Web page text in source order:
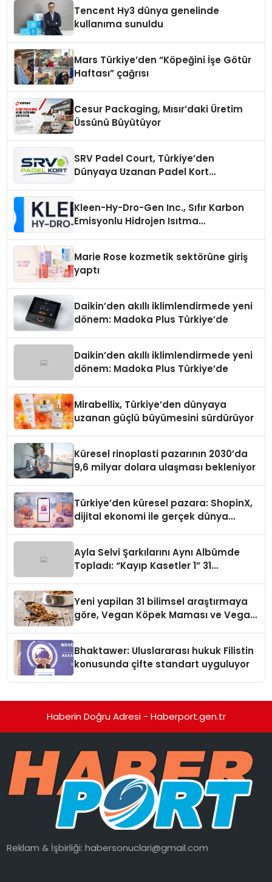
Tencent Hy3 dünya genelinde
kullanıma sunuldu
Mars Türkiye’den “Köpeğini İşe Götür
Haftası” çağrısı
Cesur Packaging, Mısır’daki Üretim
Üssünü Büyütüyor
SRV Padel Court, Türkiye’den
Dünyaya Uzanan Padel Kort
Kleen-Hy-Dro-Gen Inc., Sıfır Karbon
Emisyonlu Hidrojen Isıtma
Marie Rose kozmetik sektörüne giriş
yaptı
Daikin’den akıllı iklimlendirmede yeni
dönem: Madoka Plus Türkiye’de
Daikin’den akıllı iklimlendirmede yeni
dönem: Madoka Plus Türkiye’de
Mirabellix, Türkiye’den dünyaya
uzanan güçlü büyümesini sürdürüyor
Küresel rinoplasti pazarının 2030’da
9,6 milyar dolara ulaşması bekleniyor
Türkiye’den küresel pazara: ShopinX,
dijital ekonomi ile gerçek dünya
Ayla Selvi Şarkılarını Aynı Albümde
Topladı: “Kayıp Kasetler 1” 31
Yeni yapilan 31 bilimsel araştırmaya
göre, Vegan Köpek Maması ve Vegan
Bhaktawer: Uluslararası hukuk Filistin
konusunda çifte standart uyguluyor
Haberin Doğru Adresi - Haberport.gen.tr
Reklam & İşbirliği:habersonuclari@gmail.com